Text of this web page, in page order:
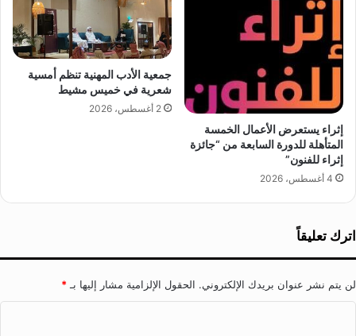
ل
أ
م
ب
ي
ة
ل
ك
إثراء يستعرض الأعمال الخمسة
المتأهلة للدورة السابعة من “جائزة
إثراء للفنون”
4 أغسطس، 2026
جمعية الأدب المهنية تنظم أمسية
شعرية في خميس مشيط
2 أغسطس، 2026
اترك تعليقاً
لن يتم نشر عنوان بريدك الإلكتروني. الحقول الإلزامية مشار إليها بـ *